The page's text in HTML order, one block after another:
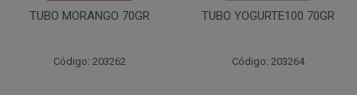
TUBO MORANGO 70GR
Código: 203262
TUBO YOGURTE100 70GR
Código: 203264